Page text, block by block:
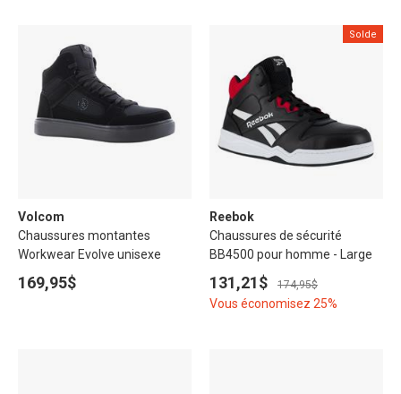
Volcom
Chaussures montantes
Workwear Evolve unisexe
169,95$
Solde
Reebok
Chaussures de sécurité
BB4500 pour homme - Large
131,21$ 174,95$
Vous économisez 25%